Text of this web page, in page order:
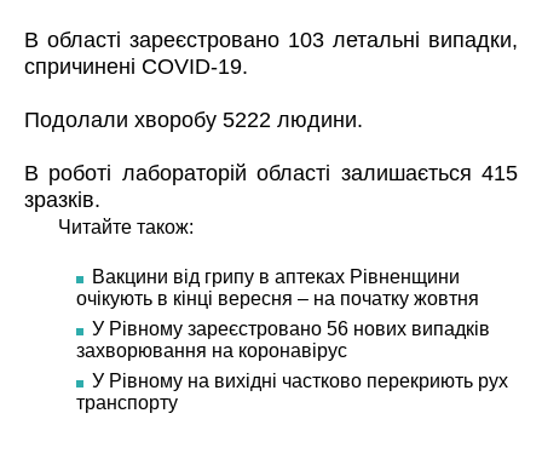
В області зареєстровано 103 летальні випадки,
спричинені COVID-19.
Подолали хворобу 5222 людини.
В роботі лабораторій області залишається 415
зразків.
Читайте також:
Вакцини від грипу в аптеках Рівненщини
очікують в кінці вересня – на початку жовтня
У Рівному зареєстровано 56 нових випадків
захворювання на коронавірус
У Рівному на вихідні частково перекриють рух
транспорту